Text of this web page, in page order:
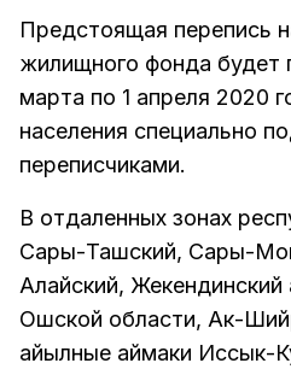
Предстоящая перепись
жилищного фонда будет
марта по 1 апреля 2020
населения специально
переписчиками.
В отдаленных зонах
Сары-Ташский, Сары-
Алайский,
Ошской области, Ак-
айылные аймаки Иссык-